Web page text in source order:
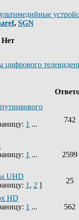
, SGN
Нет
цифрового
1 ...
742
1 ...
2599
UHD
1 , 2 ]
25
HD
1 ...
562